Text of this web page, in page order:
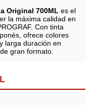
Original 700MLes el
la máxima calidad en
Con tinta
ofrece colores
larga duración en
gran formato.